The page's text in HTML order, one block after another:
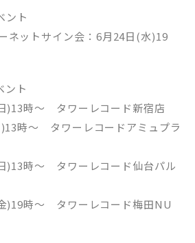
ント
ネットサイン会：6月24日(水)19
ント
)13時～ タワーレコード新宿店
時～ タワーレコードアミュプラ
)13時～ タワーレコード仙台パル
)19時〜 タワーレコード梅田NU